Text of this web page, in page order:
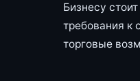
Бизнесу
требования к
торговые